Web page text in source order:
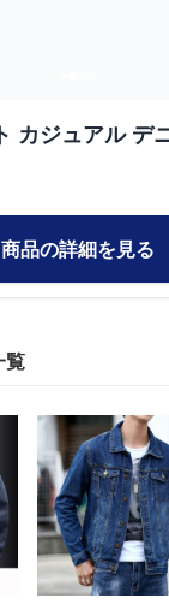
カジュアル デ
商品の詳細を見る
覧